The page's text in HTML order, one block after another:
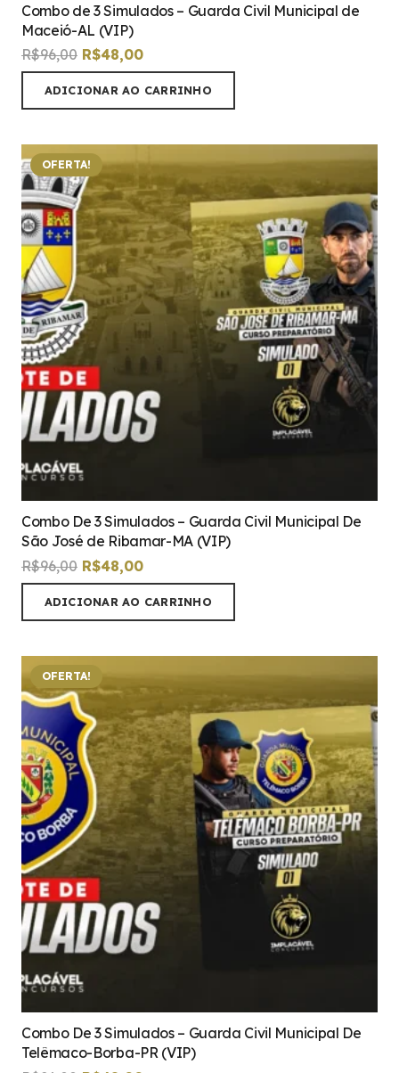
Combo de 3 Simulados – Guarda Civil Municipal de
Maceió-AL (VIP)
R$96,00 O
preço
original
R$96,00.
R$48,00O
preço
atual
R$48,00.
ADICIONAR AO CARRINHO
OFERTA!
Combo De 3 Simulados – Guarda Civil Municipal De
São José de Ribamar-MA (VIP)
R$96,00 O
preço
original
R$96,00.
R$48,00O
preço
atual
R$48,00.
ADICIONAR AO CARRINHO
OFERTA!
Combo De 3 Simulados – Guarda Civil Municipal De
Telêmaco-Borba-PR (VIP)